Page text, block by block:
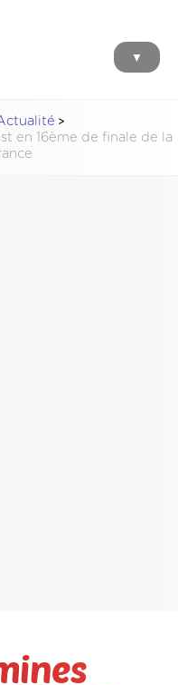
▼
en 16ème de finale de la